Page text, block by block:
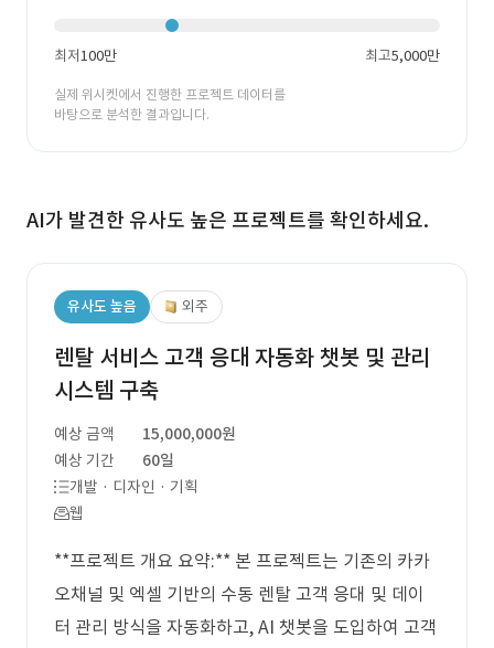
최저100만 최고5,000만
실제 위시켓에서 진행한 프로젝트 데이터를
바탕으로 분석한 결과입니다.
AI가 발견한 유사도 높은 프로젝트를 확인하세요.
유사도 높음 외주
렌탈 서비스 고객 응대 자동화 챗봇 및 관리
시스템 구축
예상 금액
15,000,000원
예상 기간
60일
개발 · 디자인 · 기획
웹
**프로젝트 개요 요약:** 본 프로젝트는 기존의 카카
오채널 및 엑셀 기반의 수동 렌탈 고객 응대 및 데이
터 관리 방식을 자동화하고, AI 챗봇을 도입하여 고객